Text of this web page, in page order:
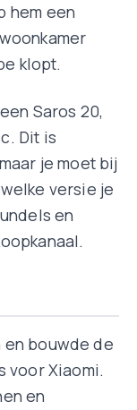
hem een
klopt.
Saros 20,
Dit is
je moet bij
versie je
en
en bouwde de
voor Xiaomi.
en